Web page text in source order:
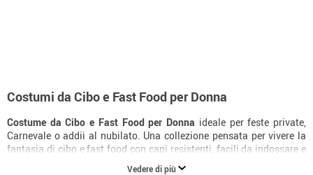
Costumi da Cibo e Fast Food per Donna
Costume da Cibo e Fast Food per Donna ideale per feste private,
Carnevale o addii al nubilato. Una collezione pensata per vivere la
fantasia di cibo e fast food con capi resistenti, facili da indossare e
con una finitura molto slanciante.Vedere di più